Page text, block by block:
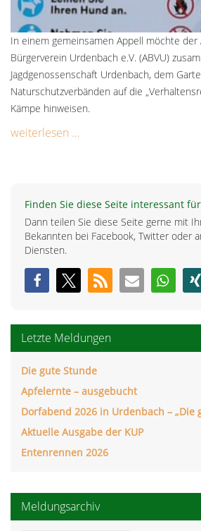
In einem gemeinsamen Appell möchte der
Bürgerverein Urdenbach e.V. (ABVU)
Jagdgenossenschaft Urdenbach, dem
Naturschutzverbänden auf die
Kämpe hinweisen.
weiterlesen …
Finden Sie diese Seite interessant
Dann teilen Sie diese Seite gerne mit
Bekannten bei Facebook, Twitter oder
Diensten.
Letzte Meldungen
Die gute Stunde
Apfelernte – ausgebucht
Dorfabend 2026 in Urdenbach – „Die
Aktuelle Ausgabe der KUP
Entenrennen 2026
Meldungsarchiv